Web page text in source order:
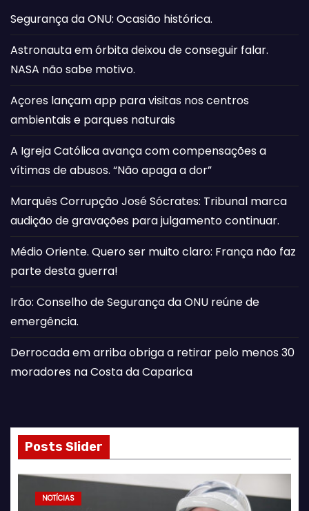
Segurança da ONU: Ocasião histórica.
Astronauta em órbita deixou de conseguir falar.
NASA não sabe motivo.
Açores lançam app para visitas nos centros
ambientais e parques naturais
A Igreja Católica avança com compensações a
vítimas de abusos. “Não apaga a dor”
Marquês Corrupção José Sócrates: Tribunal marca
audição de gravações para julgamento continuar.
Médio Oriente. Quero ser muito claro: França não faz
parte desta guerra!
Irão: Conselho de Segurança da ONU reúne de
emergência.
Derrocada em arriba obriga a retirar pelo menos 30
moradores na Costa da Caparica
Posts Slider
NOTÍCIAS